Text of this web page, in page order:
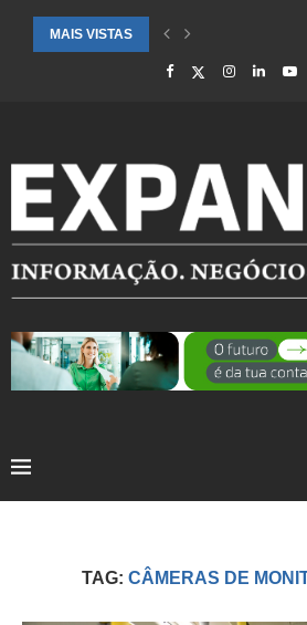
MAIS VISTAS
CIDADES ATENDIDAS PELO SEBRAE RS
TAG: CÂMERAS DE